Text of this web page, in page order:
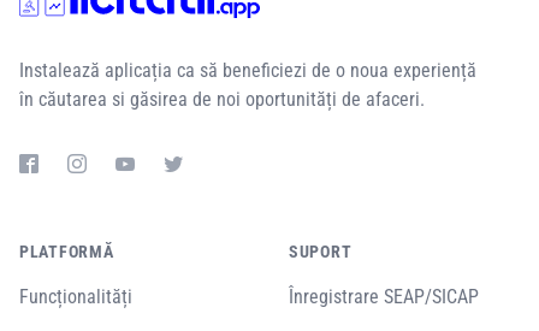
Instalează aplicația ca să beneficiezi de o noua experiență
în căutarea si găsirea de noi oportunități de afaceri.
PLATFORMĂ
Funcționalități
SUPORT
Înregistrare SEAP/SICAP